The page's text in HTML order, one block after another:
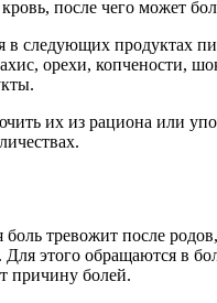
после чего может
в следующих продуктах
орехи, копчености,
их из рациона или
тревожит после
Для этого обращаются в
причину болей.